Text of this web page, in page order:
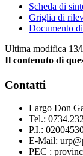
Scheda di
Griglia di
Documento
Ultima modifica 13/
Il contenuto di
Contatti
Largo Don
Tel.:
P.I.:
E-Mail:
PEC :